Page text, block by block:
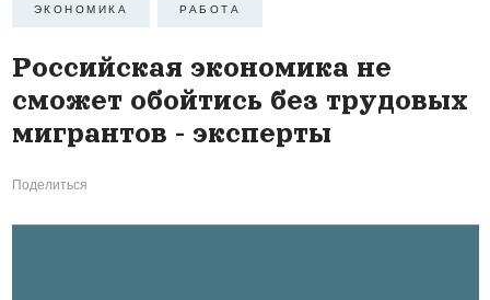
ЭКОНОМИКА РАБОТА
Российская экономика не
сможет обойтись без трудовых
мигрантов - эксперты
Поделиться